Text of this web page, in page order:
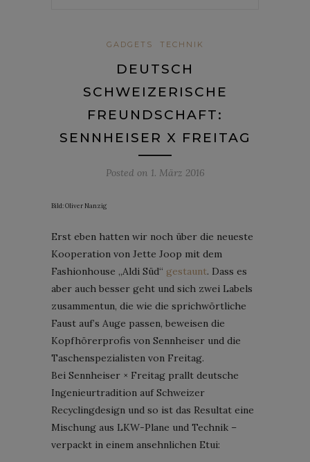
GADGETS TECHNIK
DEUTSCH
SCHWEIZERISCHE
FREUNDSCHAFT:
SENNHEISER X FREITAG
Posted on 1. März 2016
Bild: Oliver Nanzig
Erst eben hatten wir noch über die neueste
Kooperation von Jette Joop mit dem
Fashionhouse „Aldi Süd“ gestaunt. Dass es
aber auch besser geht und sich zwei Labels
zusammentun, die wie die sprichwörtliche
Faust auf’s Auge passen, beweisen die
Kopfhörerprofis von Sennheiser und die
Taschenspezialisten von Freitag.
Bei Sennheiser × Freitag prallt deutsche
Ingenieurtradition auf Schweizer
Recyclingdesign und so ist das Resultat eine
Mischung aus LKW-Plane und Technik –
verpackt in einem ansehnlichen Etui: